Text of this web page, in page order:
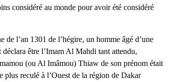
considéré au monde pour avoir été considéré
l’an 1301 de l’hégire, un homme âgé d’une
déclara être l’Imam Al Mahdi tant attendu,
(ou Al Imâmou) Thiaw de son prénom était
reculé à l’Ouest de la région de Dakar